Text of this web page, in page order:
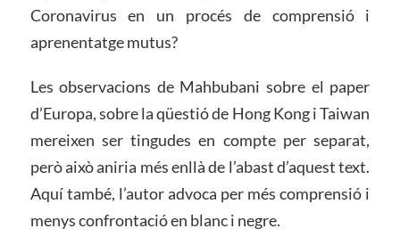
Coronavirus en un procés de comprensió i
aprenentatge mutus?
Les observacions de Mahbubani sobre el paper
d’Europa, sobre la qüestió de Hong Kong i Taiwan
mereixen ser tingudes en compte per separat,
però això aniria més enllà de l’abast d’aquest text.
Aquí també, l’autor advoca per més comprensió i
menys confrontació en blanc i negre.